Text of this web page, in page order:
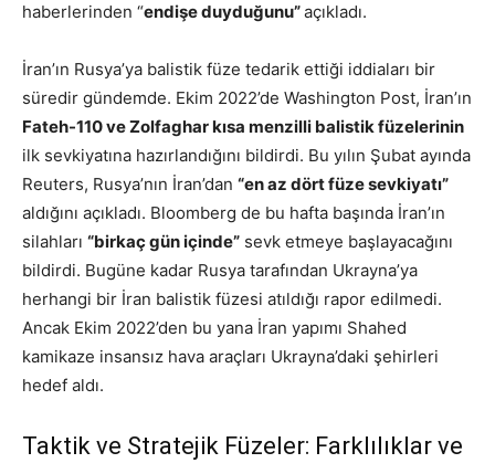
haberlerinden “endişe duyduğunu”açıkladı.
İran’ın Rusya’ya balistik füze tedarik ettiği iddiaları bir
süredir gündemde. Ekim 2022’de Washington Post, İran’ın
Fateh-110 ve Zolfaghar kısa menzilli balistik füzelerinin
ilk sevkiyatına hazırlandığını bildirdi. Bu yılın Şubat ayında
Reuters, Rusya’nın İran’dan “en az dört füze sevkiyatı”
aldığını açıkladı. Bloomberg de bu hafta başında İran’ın
silahları “birkaç gün içinde” sevk etmeye başlayacağını
bildirdi. Bugüne kadar Rusya tarafından Ukrayna’ya
herhangi bir İran balistik füzesi atıldığı rapor edilmedi.
Ancak Ekim 2022’den bu yana İran yapımı Shahed
kamikaze insansız hava araçları Ukrayna’daki şehirleri
hedef aldı.
Taktik ve Stratejik Füzeler: Farklılıklar ve